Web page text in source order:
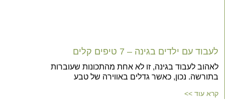
לעבוד עם ילדים בגינה – 7 טיפים קלים
לאהוב לעבוד בגינה, זו לא אחת מהתכונות שעוברות
בתורשה. נכון, כאשר גדלים באווירה של טבע
קרא עוד >>